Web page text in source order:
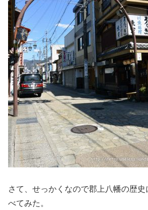
さて、せっかくなので郡上八幡の歴
べてみた。